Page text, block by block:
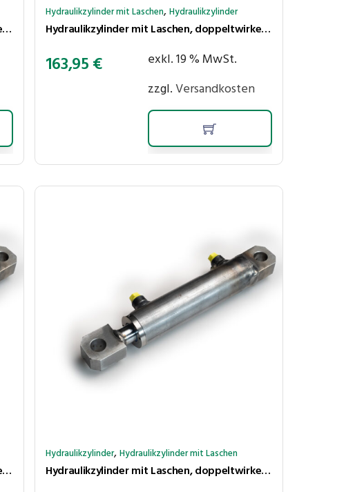
Hydraulikzylinder mit Laschen, doppeltwirkend, Hub 150 mm, Kolben ⌀40 mm, Stange ⌀25 mm
Hydraulikzylinder mit Laschen,Hydraulikzylinder
Hydraulikzylinder mit Laschen, doppeltwirkend, Hub 100 mm, Kolben ⌀40 mm, Stange ⌀25 mm
163,95€
exkl. 19 % MwSt.
zzgl.Versandkosten
Hydraulikzylinder mit Laschen, doppeltwirkend, Hub 450 mm, Kolben ⌀40 mm, Stange ⌀20 mm
Hydraulikzylinder,Hydraulikzylinder mit Laschen
Hydraulikzylinder mit Laschen, doppeltwirkend, Hub 400 mm, Kolben ⌀40 mm, Stange ⌀20 mm